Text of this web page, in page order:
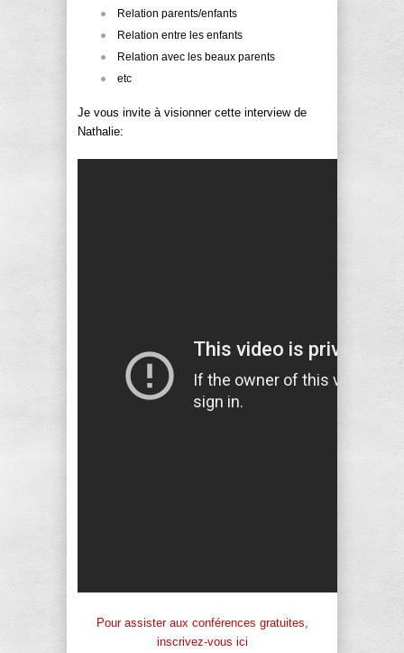
Relation parents/enfants
Relation entre les enfants
Relation avec les beaux parents
etc
Je vous invite à visionner cette interview de
Nathalie:
Pour assister aux conférences gratuites,
inscrivez-vous ici